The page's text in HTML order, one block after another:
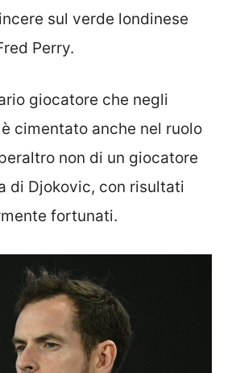
sul verde londinese
Perry.
giocatore che negli
cimentato anche nel ruolo
non di un giocatore
di Djokovic, con risultati
fortunati.